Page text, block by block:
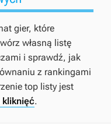
gier, które
własną listę
i sprawdź, jak
z rankingami
top listy jest
kliknięć.